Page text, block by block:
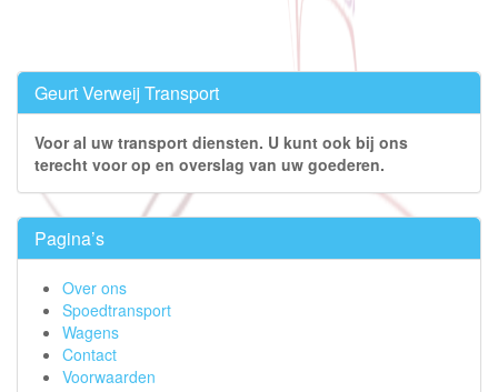
Geurt Verweij Transport
Voor al uw transport diensten. U kunt ook bij ons
terecht voor op en overslag van uw goederen.
Pagina’s
Over ons
Spoedtransport
Wagens
Contact
Voorwaarden